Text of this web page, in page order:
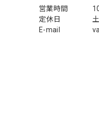
営業時間
定休日
E-mail